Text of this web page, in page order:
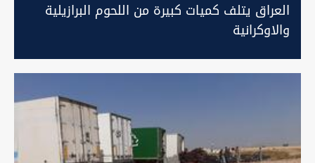
العراق يتلف كميات كبيرة من اللحوم البرازيلية
والاوكرانية